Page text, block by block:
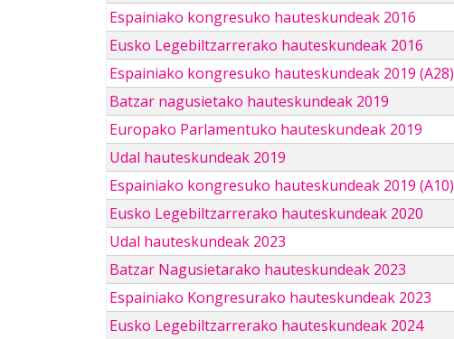
Espainiako kongresuko hauteskundeak 2016
Eusko Legebiltzarrerako hauteskundeak 2016
Espainiako kongresuko hauteskundeak 2019 (A28)
Batzar nagusietako hauteskundeak 2019
Europako Parlamentuko hauteskundeak 2019
Udal hauteskundeak 2019
Espainiako kongresuko hauteskundeak 2019 (A10)
Eusko Legebiltzarrerako hauteskundeak 2020
Udal hauteskundeak 2023
Batzar Nagusietarako hauteskundeak 2023
Espainiako Kongresurako hauteskundeak 2023
Eusko Legebiltzarrerako hauteskundeak 2024